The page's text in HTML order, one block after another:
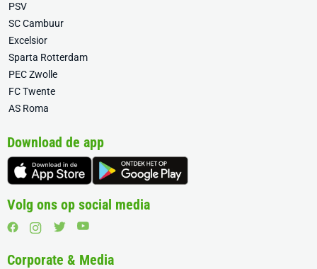
PSV
SC Cambuur
Excelsior
Sparta Rotterdam
PEC Zwolle
FC Twente
AS Roma
Download de app
Volg ons op social media
Corporate & Media